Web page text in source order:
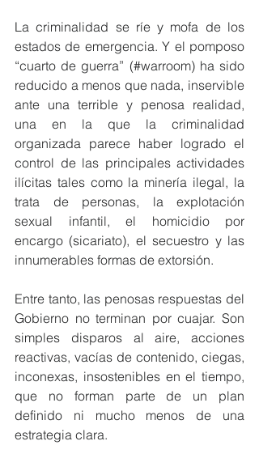
La criminalidad se ríe y mofa de los
estados de emergencia. Y el pomposo
“cuarto de guerra” (#warroom) ha sido
reducido a menos que nada, inservible
ante una terrible y penosa realidad,
una en la que la criminalidad
organizada parece haber logrado el
control de las principales actividades
ilícitas tales como la minería ilegal, la
trata de personas, la explotación
sexual infantil, el homicidio por
encargo (sicariato), el secuestro y las
innumerables formas de extorsión.
Entre tanto, las penosas respuestas del
Gobierno no terminan por cuajar. Son
simples disparos al aire, acciones
reactivas, vacías de contenido, ciegas,
inconexas, insostenibles en el tiempo,
que no forman parte de un plan
definido ni mucho menos de una
estrategia clara.